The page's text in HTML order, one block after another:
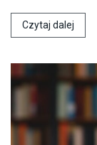
Czytaj dalej